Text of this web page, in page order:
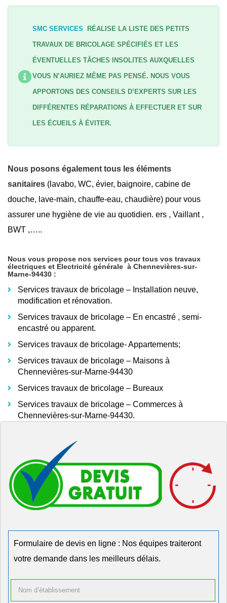
SMC SERVICES RÉALISE LA LISTE DES PETITS
TRAVAUX DE BRICOLAGE SPÉCIFIÉS ET LES
ÉVENTUELLES TÂCHES INSOLITES AUXQUELLES
VOUS N’AURIEZ MÊME PAS PENSÉ. NOUS VOUS
APPORTONS DES CONSEILS D’EXPERTS SUR LES
DIFFÉRENTES RÉPARATIONS À EFFECTUER ET SUR
LES ÉCUEILS À ÉVITER.
Nous posons également tous les éléments
sanitaires (lavabo, WC, évier, baignoire, cabine de
douche, lave-main, chauffe-eau, chaudière) pour vous
assurer une hygiène de vie au quotidien. ers , Vaillant ,
BWT ,…..
Nous vous propose nos services pour tous vos travaux
électriques et Electricité générale à Chennevières-sur-
Marne-94430 :
Services travaux de bricolage – Installation neuve,
modification et rénovation.
Services travaux de bricolage – En encastré , semi-
encastré ou apparent.
Services travaux de bricolage- Appartements;
Services travaux de bricolage – Maisons à
Chennevières-sur-Marne-94430
Services travaux de bricolage – Bureaux
Services travaux de bricolage – Commerces à
Chennevières-sur-Marne-94430.
Formulaire de devis en ligne : Nos équipes traiteront
votre demande dans les meilleurs délais.